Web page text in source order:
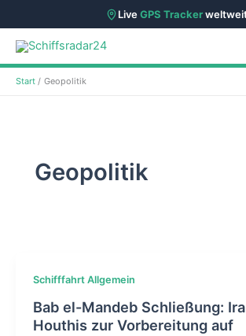
LiveGPS Tracker
Zum
Inhalt
springen
Start Geopolitik
Geopolitik
Schifffahrt Allgemein
Bab el-Mandeb Schließung:
Houthis zur Vorbereitung auf